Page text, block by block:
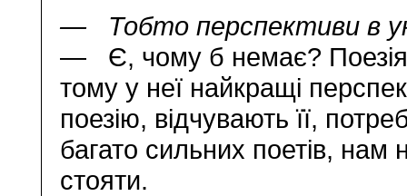
— Тобто перспективи в
— Є, чому б немає? Поезія
тому у неї найкращі
поезію, відчувають її,
багато сильних поетів, нам
стояти.